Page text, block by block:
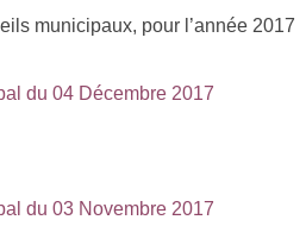
municipaux, pour l’année 2017
du 04 Décembre 2017
du 03 Novembre 2017